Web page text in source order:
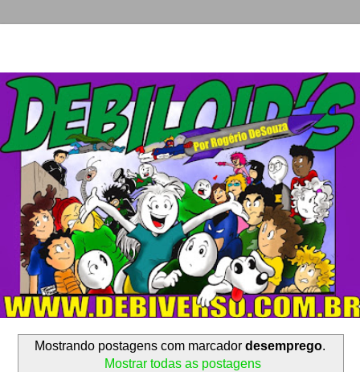
Mostrando postagens com marcador desemprego.
Mostrar todas as postagens